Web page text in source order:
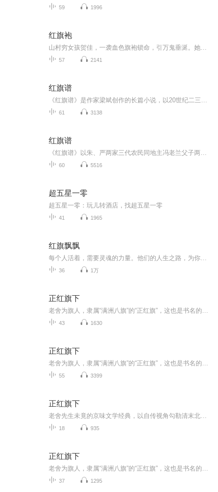
59 1996
红旗袍
57 2141
红旗谱
61 3138
红旗谱
60 5516
超五星一零
超五星一零：玩儿转酒店，找超五星一零
41 1965
红旗飘飘
36 1万
正红旗下
43 1630
正红旗下
55 3399
正红旗下
18 935
正红旗下
37 1295